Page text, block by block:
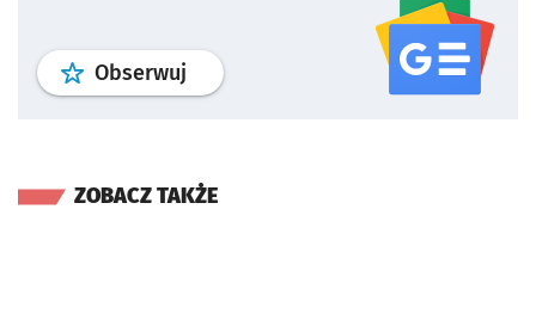
Obserwuj profil serwisu
ZOBACZ TAKŻE